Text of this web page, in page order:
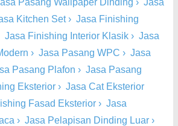
Pasang Wallpaper Dinding › Jasa
Kitchen Set› Jasa Finishing
Jasa Finishing Interior Klasik › Jasa
› Jasa Pasang WPC › Jasa
Pasang Plafon › Jasa Pasang
Eksterior › Jasa Cat Eksterior
Fasad Eksterior › Jasa
› Jasa Pelapisan Dinding Luar ›